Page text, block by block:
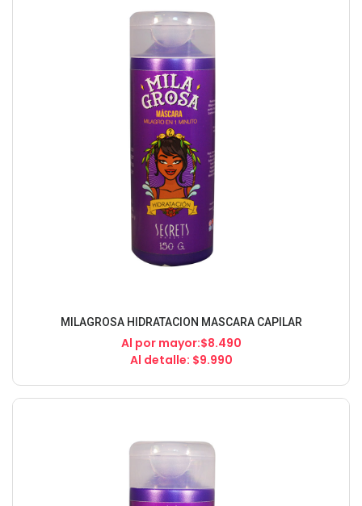
MILAGROSA HIDRATACION MASCARA CAPILAR
Al por mayor:$8.490
Al detalle: $9.990